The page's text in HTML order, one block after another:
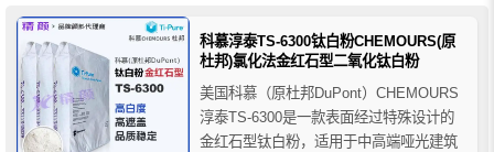
料和工业涂料等超耐候性涂料领域，为涂
料制造商们提供了多种降低成本的途径。
科慕淳泰TS-6300钛白粉CHEMOURS(原
杜邦)氯化法金红石型二氧化钛白粉
美国科慕（原杜邦DuPont）CHEMOURS
淳泰TS-6300是一款表面经过特殊设计的
金红石型钛白粉，适用于中高端哑光建筑